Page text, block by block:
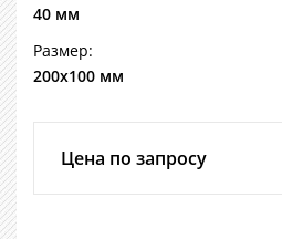
40 мм
Размер:
200х100 мм
Цена по запросу